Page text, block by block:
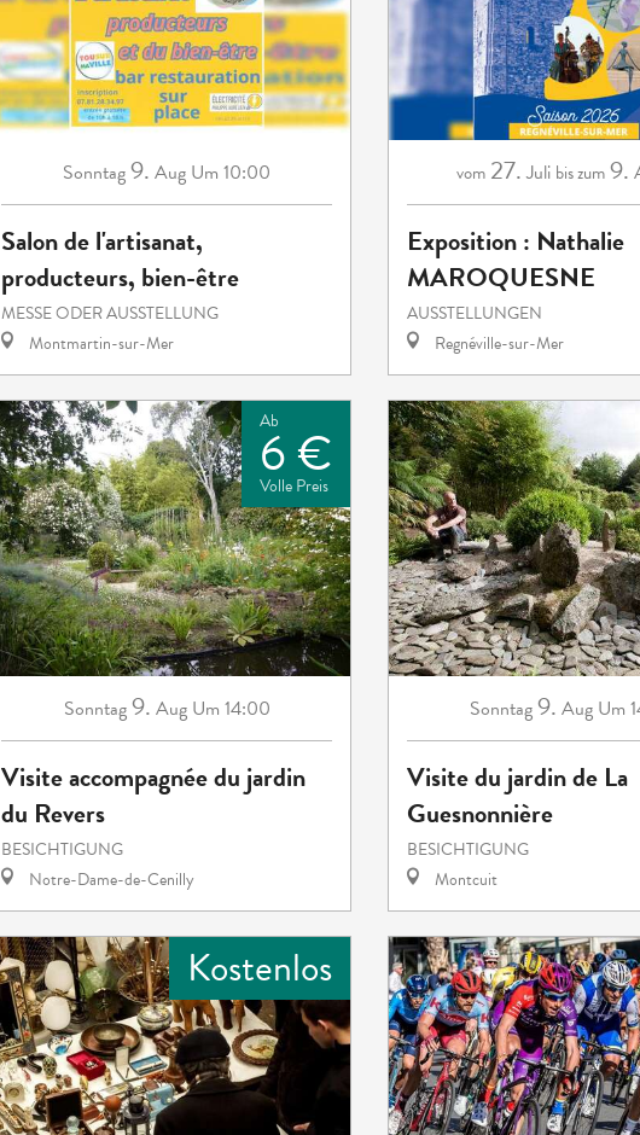
Sonntag9. Aug Um 10:00
Salon de l'artisanat,
producteurs, bien-être
MESSE ODER AUSSTELLUNG
Montmartin-sur-Mer
vom 27. Juli bis zum9.
Exposition : Nathalie
MAROQUESNE
AUSSTELLUNGEN
Regnéville-sur-Mer
Ab
6 €
Volle Preis
Sonntag9. Aug Um 14:00
Visite accompagnée du jardin
du Revers
BESICHTIGUNG
Notre-Dame-de-Cenilly
Sonntag9. Aug Um
Visite du jardin de La
Guesnonnière
BESICHTIGUNG
Montcuit
Kostenlos